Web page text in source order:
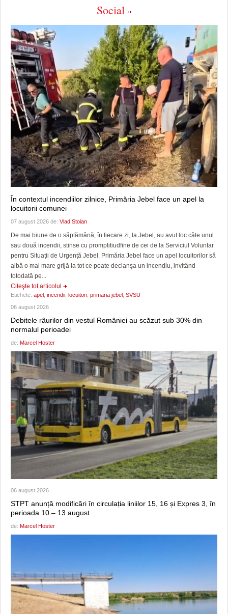
Social
În contextul incendiilor zilnice, Primăria Jebel face un apel la
locuitorii comunei
07 august 2026 de: Vlad Stoian
De mai biune de o săptămână, în fiecare zi, la Jebel, au avut loc câte unul
sau două incendii, stinse cu promptitiudfine de cei de la Serviciul Voluntar
pentru Situații de Urgență Jebel. Primăria Jebel face un apel locuitorilor să
aibă o mai mare grijă la tot ce poate declanşa un incendiu, invitând
totodată pe...
Citeşte tot articolul
Etichete: apel incendii locuitori primaria jebel SVSU
06 august 2026
Debitele râurilor din vestul României au scăzut sub 30% din
normalul perioadei
de: Marcel Hoster
06 august 2026
STPT anunță modificări în circulația liniilor 15, 16 și Expres 3, în
perioada 10 – 13 august
de: Marcel Hoster